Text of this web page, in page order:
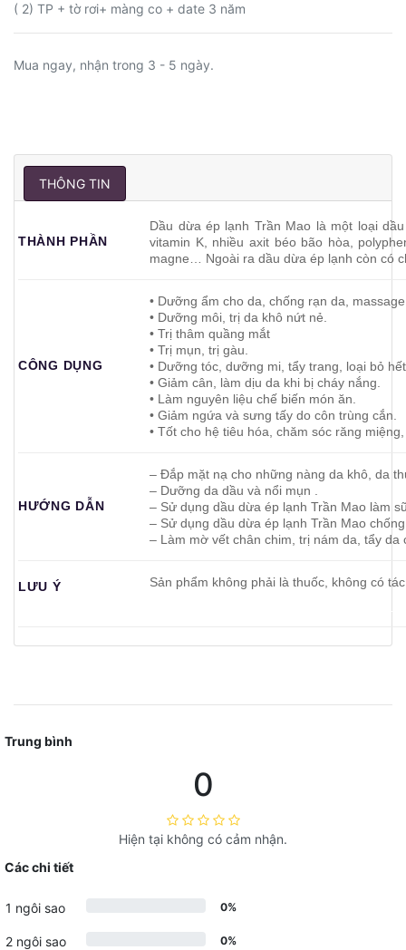
( 2) TP + tờ rơi+ màng co + date 3 năm
Mua ngay, nhận trong 3 - 5 ngày.
THÔNG TIN
THÀNH PHẦN
Dầu dừa ép lạnh Trần Mao là một loại
vitamin K, nhiều axit béo bão hòa,
magne… Ngoài ra dầu dừa ép lạnh còn có
CÔNG DỤNG
• Dưỡng ẩm cho da, chống rạn da,
• Dưỡng môi, trị da khô nứt nẻ.
• Trị thâm quầng mắt
• Trị mụn, trị gàu.
• Dưỡng tóc, dưỡng mi, tẩy trang, loại bỏ
• Giảm cân, làm dịu da khi bị cháy nắng.
• Làm nguyên liệu chế biến món ăn.
• Giảm ngứa và sưng tấy do côn trùng cắn.
• Tốt cho hệ tiêu hóa, chăm sóc răng
HƯỚNG DẪN
– Đắp mặt nạ cho những nàng da khô, da
– Dưỡng da dầu và nổi mụn .
– Sử dụng dầu dừa ép lạnh Trần Mao làm
– Sử dụng dầu dừa ép lạnh Trần Mao
– Làm mờ vết chân chim, trị nám da, tẩy
LƯU Ý
Sản phẩm không phải là thuốc, không có
Trung bình
0
Hiện tại không có cảm nhận.
Các chi tiết
1 ngôi sao 0%
2 ngôi sao 0%